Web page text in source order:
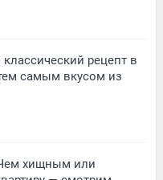
рецепт в
самым вкусом из
хищным или